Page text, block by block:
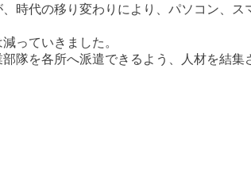
時代の移り変わりにより、パソコン、
っていきました。
隊を各所へ派遣できるよう、人材を結集